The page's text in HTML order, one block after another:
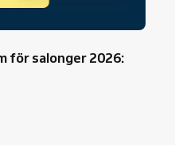
för salonger 2026: